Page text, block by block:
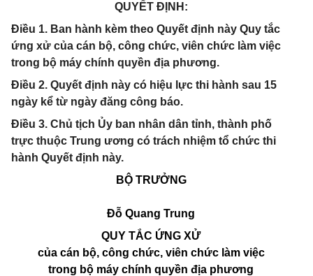
QUYẾT ĐỊNH:
Điều 1. Ban hành kèm theo Quyết định này Quy tắc
ứng xử của cán bộ, công chức, viên chức làm việc
trong bộ máy chính quyền địa phương.
Điều 2. Quyết định này có hiệu lực thi hành sau 15
ngày kể từ ngày đăng công báo.
Điều 3. Chủ tịch Ủy ban nhân dân tỉnh, thành phố
trực thuộc Trung ương có trách nhiệm tổ chức thi
hành Quyết định này.
BỘ TRƯỞNG
Đỗ Quang Trung
QUY TẮC ỨNG XỬ
của cán bộ, công chức, viên chức làm việc
trong bộ máy chính quyền địa phương